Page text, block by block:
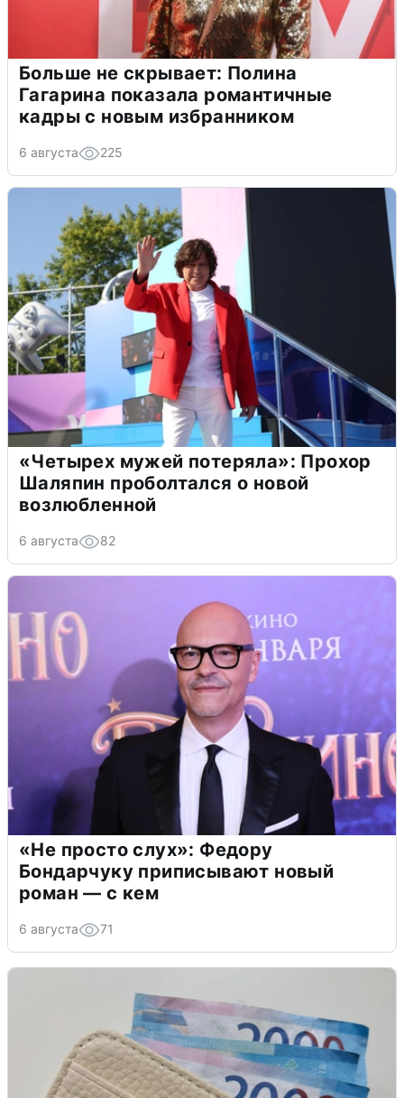
Больше не скрывает: Полина
Гагарина показала романтичные
кадры с новым избранником
6 августа 225
«Четырех мужей потеряла»: Прохор
Шаляпин проболтался о новой
возлюбленной
6 августа 82
«Не просто слух»: Федору
Бондарчуку приписывают новый
роман — с кем
6 августа 71